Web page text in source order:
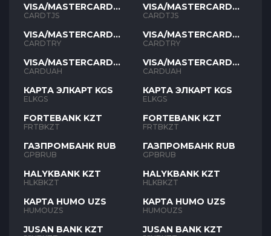
VISA/MASTERCARD
TJS
CARDTJS
VISA/MASTERCARD
TYR
CARDTRY
VISA/MASTERCARD
UAH
CARDUAH
КАРТА ЭЛКАРТ KGS
ELKGS
FORTEBANK KZT
FRTBKZT
ГАЗПРОМБАНК RUB
GPBRUB
HALYKBANK KZT
HLKBKZT
КАРТА HUMO UZS
HUMOUZS
JUSAN BANK KZT
VISA/MASTERCARD
TJS
CARDTJS
VISA/MASTERCARD
TYR
CARDTRY
VISA/MASTERCARD
UAH
CARDUAH
КАРТА ЭЛКАРТ KGS
ELKGS
FORTEBANK KZT
FRTBKZT
ГАЗПРОМБАНК RUB
GPBRUB
HALYKBANK KZT
HLKBKZT
КАРТА HUMO UZS
HUMOUZS
JUSAN BANK KZT